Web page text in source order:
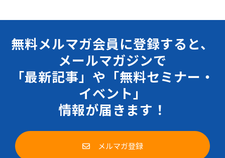
無料メルマガ会員に登録すると、
メールマガジンで
「最新記事」や「無料セミナー・
イベント」
情報が届きます！
メルマガ登録